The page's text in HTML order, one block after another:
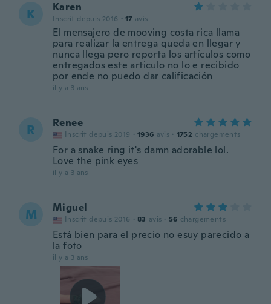
K Karen
Inscrit depuis 2016 · 17 avis
El mensajero de mooving costa rica llama
para realizar la entrega queda en llegar y
nunca llega pero reporta los artículos como
entregados este articulo no lo e recibido
por ende no puedo dar calificación
il y a 3 ans
R Renee
Inscrit depuis 2019 · 1936 avis · 1752 chargements
For a snake ring it's damn adorable lol.
Love the pink eyes
il y a 3 ans
M Miguel
Inscrit depuis 2016 · 83 avis · 56 chargements
Está bien para el precio no esuy parecido a
la foto
il y a 3 ans